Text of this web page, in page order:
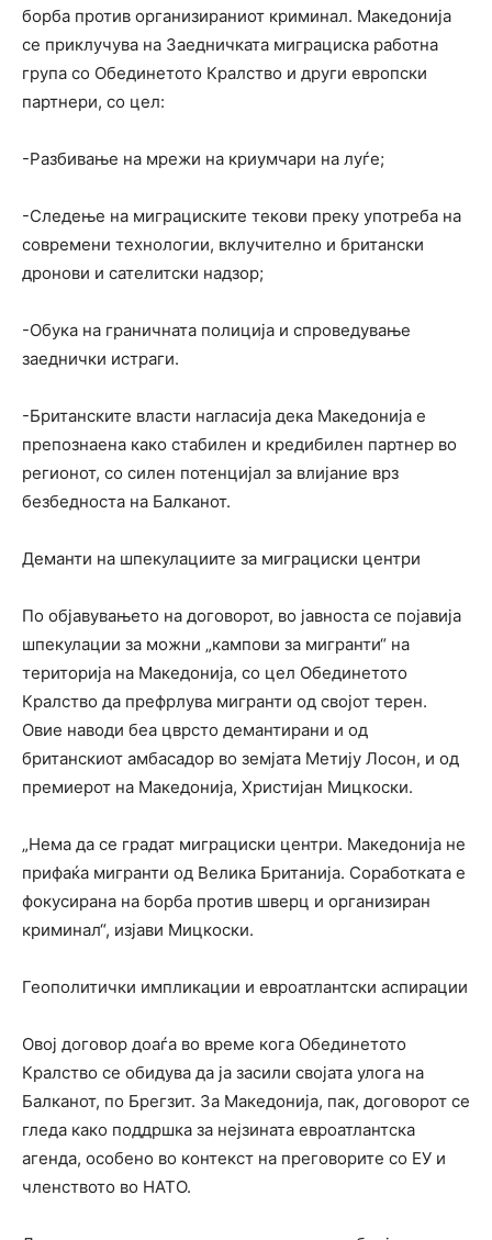
борба против организираниот криминал. Македонија
се приклучува на Заедничката миграциска работна
група со Обединетото Кралство и други европски
партнери, со цел:
-Разбивање на мрежи на криумчари на луѓе;
-Следење на миграциските текови преку употреба на
современи технологии, вклучително и британски
дронови и сателитски надзор;
-Обука на граничната полиција и спроведување
заеднички истраги.
-Британските власти нагласија дека Македонија е
препознаена како стабилен и кредибилен партнер во
регионот, со силен потенцијал за влијание врз
безбедноста на Балканот.
Деманти на шпекулациите за миграциски центри
По објавувањето на договорот, во јавноста се појавија
шпекулации за можни „кампови за мигранти“ на
територија на Македонија, со цел Обединетото
Кралство да префрлува мигранти од својот терен.
Овие наводи беа цврсто демантирани и од
британскиот амбасадор во земјата Метију Лосон, и од
премиерот на Македонија, Христијан Мицкоски.
„Нема да се градат миграциски центри. Македонија не
прифаќа мигранти од Велика Британија. Соработката е
фокусирана на борба против шверц и организиран
криминал“, изјави Мицкоски.
Геополитички импликации и евроатлантски аспирации
Овој договор доаѓа во време кога Обединетото
Кралство се обидува да ја засили својата улога на
Балканот, по Брегзит. За Македонија, пак, договорот се
гледа како поддршка за нејзината евроатлантска
агенда, особено во контекст на преговорите со ЕУ и
членството во НАТО.